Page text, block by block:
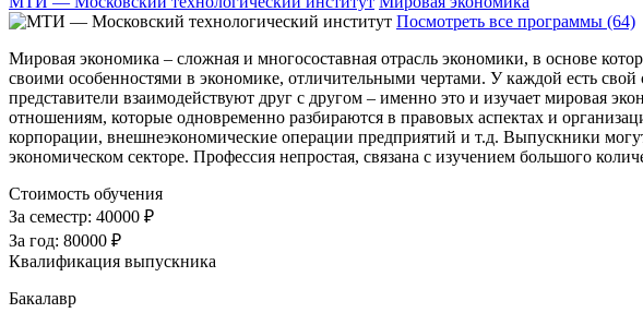
Посмотреть все программы (64)
Мировая экономика – сложная и многосоставная отрасль экономики, в основе
своими особенностями в экономике, отличительными чертами. У каждой есть
представители взаимодействуют друг с другом – именно это и изучает мировая
отношениям, которые одновременно разбираются в правовых аспектах и
корпорации, внешнеэкономические операции предприятий и т.д. Выпускники
экономическом секторе. Профессия непростая, связана с изучением большого
Стоимость обучения
За семестр: 40000 ₽
За год: 80000 ₽
Квалификация выпускника
Бакалавр